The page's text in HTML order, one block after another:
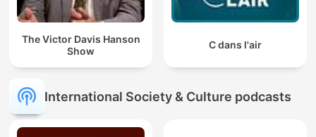
The Victor Davis Hanson
Show
C dans l'air
International Society & Culture podcasts